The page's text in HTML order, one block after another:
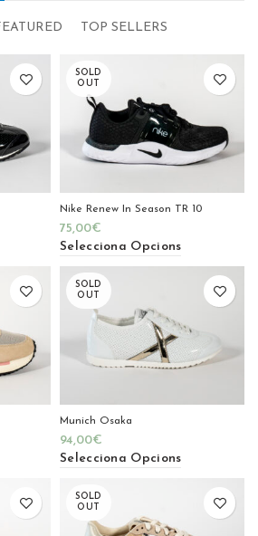
TOP SELLERS
SOLD
OUT
Nike Renew In Season TR 10
75,00€
Selecciona Opcions
SOLD
OUT
Munich Osaka
94,00€
Selecciona Opcions
SOLD
OUT